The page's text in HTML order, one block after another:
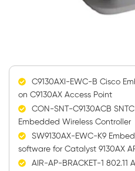
C9130AXI-EWC-B Cisco
on C9130AX Access Point
CON-SNT-C9130ACB
Embedded Wireless Controller
SW9130AX-EWC-K9
software for Catalyst 9130AX
AIR-AP-BRACKET-1 802.11